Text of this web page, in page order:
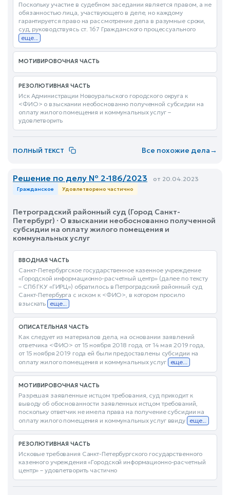
Поскольку участие в судебном заседании является правом, а не
обязанностью лица, участвующего в деле, но каждому
гарантируется право на рассмотрение дела в разумные сроки,
суд, руководствуясь ст. 167 Гражданского процессуального
еще...
МОТИВИРОВОЧНАЯ ЧАСТЬ
РЕЗОЛЮТИВНАЯ ЧАСТЬ
Иск Администрации Новоуральского городского округа к
<ФИО> о взыскании необоснованно полученной субсидии на
оплату жилого помещения и коммунальных услуг –
удовлетворить
ПОЛНЫЙ ТЕКСТ Все похожие дела→
Решение по делу № 2-186/2023 от 20.04.2023
Гражданское Удовлетворено частично
Петроградский районный суд (Город Санкт-
Петербург) · О взыскании необоснованно полученной
субсидии на оплату жилого помещения и
коммунальных услуг
ВВОДНАЯ ЧАСТЬ
Санкт-Петербургское государственное казенное учреждение
«Городской информационно-расчетный центр» (далее по тексту
– СПб ГКУ «ГИРЦ») обратилось в Петроградский районный суд
Санкт-Петербурга с иском к <ФИО>, в котором просило
взыскать еще...
ОПИСАТЕЛЬНАЯ ЧАСТЬ
Как следует из материалов дела, на основании заявлений
ответчика <ФИО> от 15 ноября 2018 года, от 14 мая 2019 года,
от 15 ноября 2019 года ей были предоставлены субсидии на
оплату жилого помещения и коммунальных услуг еще...
МОТИВИРОВОЧНАЯ ЧАСТЬ
Разрешая заявленные истцом требования, суд приходит к
выводу об обоснованности заявленных истцом требований,
поскольку ответчик не имела права на получение субсидии на
оплату жилого помещения и коммунальных услуг ввиду еще...
РЕЗОЛЮТИВНАЯ ЧАСТЬ
Исковые требования Санкт-Петербургского государственного
казенного учреждения «Городской информационно-расчетный
центр» – удовлетворить частично